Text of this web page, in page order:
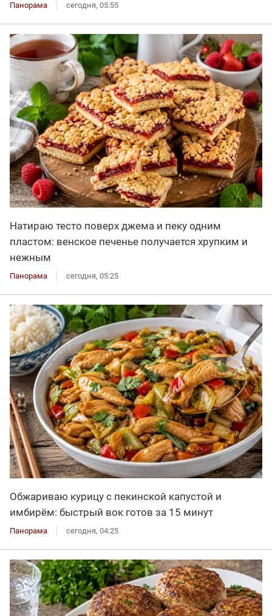
Панорама сегодня, 05:55
Натираю тесто поверх джема и пеку одним
пластом: венское печенье получается хрупким и
нежным
Панорама сегодня, 05:25
Обжариваю курицу с пекинской капустой и
имбирём: быстрый вок готов за 15 минут
Панорама сегодня, 04:25